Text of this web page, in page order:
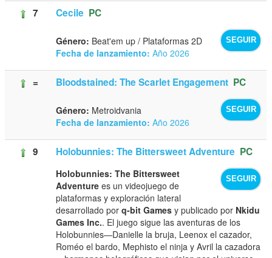
7 Cecile PC
SEGUIR
Género: Beat'em up / Plataformas 2D
Fecha de lanzamiento: Año 2026
= Bloodstained: The Scarlet Engagement PC
SEGUIR
Género: Metroidvania
Fecha de lanzamiento: Año 2026
9 Holobunnies: The Bittersweet Adventure PC
SEGUIR
Holobunnies: The Bittersweet
Adventure es un videojuego de
plataformas y exploración lateral
desarrollado porq-bit Games y publicado por Nkidu
Games Inc.. El juego sigue las aventuras de los
Holobunnies—Danielle la bruja, Leenox el cazador,
Roméo el bardo, Mephisto el ninja y Avril la cazadora